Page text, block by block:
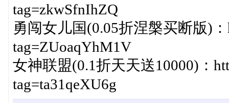
tag=zkwSfnIhZQ
勇闯女儿国(0.05折涅槃买断版)
tag=ZUoaqYhM1V
女神联盟(0.1折天天送10000)：
tag=ta31qeXU6g